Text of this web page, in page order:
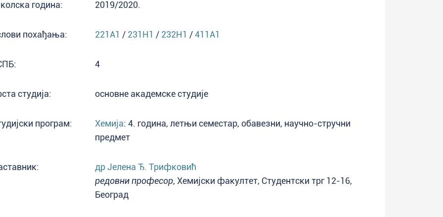
година: 2019/2020.
похађања: 221A1 / 231H1 / 232H1 /411A1
4
студија: основне академске студије
програм: Хемија: 4. година, летњи семестар, обавезни, научно-стручни
предмет
др Јелена Ђ. Трифковић
редовни професор, Хемијски факултет, Студентски трг 12-16,
Београд